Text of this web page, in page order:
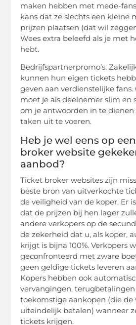
maken hebben met mede-
kans dat ze slechts een kleine
prijzen plaatsen (dat wil
Wees extra beleefd als je met
hebt.
Bedrijfspartnerpromo’s.
kunnen hun eigen tickets
geven aan verdienstelijke
moet je als deelnemer slim en
om je antwoorden in te dienen
taken uit te voeren.
Heb je wel eens op
broker website
aanbod?
Ticket broker websites zijn
beste bron van uitverkochte
de veiligheid van de koper. Er
dat de prijzen bij hen lager
andere verkopers op de
de zekerheid dat u, als koper,
krijgt is bijna 100%. Verkopers
geconfronteerd met zware
geen geldige tickets leveren
Kopers hebben ook
vervangingen,
toekomstige aankopen (die de
uiteindelijk betalen) wanneer
tickets krijgen.